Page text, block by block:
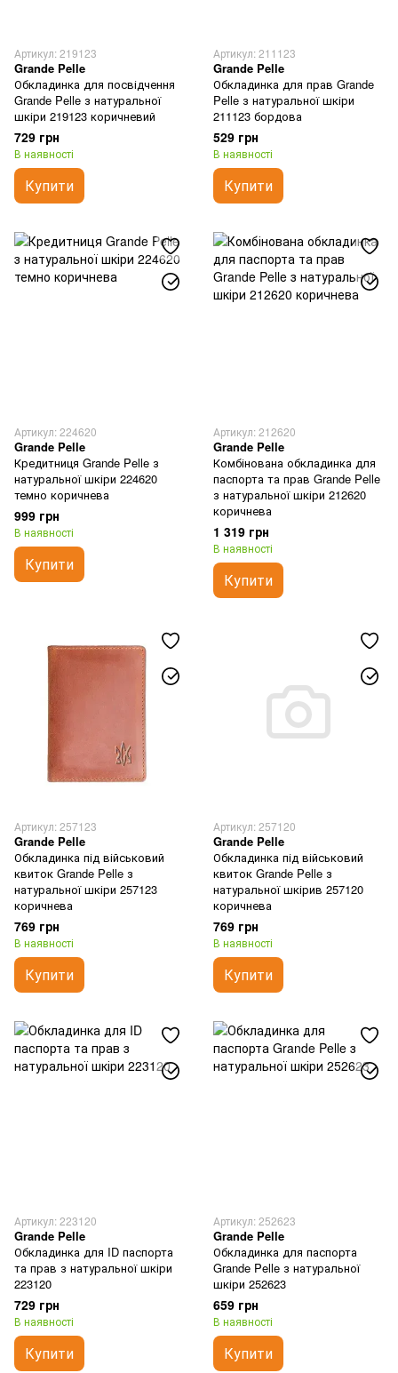
Артикул: 219123
Grande Pelle
Обкладинка для посвідчення
Grande Pelle з натуральної
шкіри 219123 коричневий
729 грн
В наявності
Купити
Артикул: 211123
Grande Pelle
Обкладинка для прав Grande
Pelle з натуральної шкіри
211123 бордова
529 грн
В наявності
Купити
Артикул: 224620
Grande Pelle
Кредитниця Grande Pelle з
натуральної шкіри 224620
темно коричнева
999 грн
В наявності
Купити
Артикул: 212620
Grande Pelle
Комбінована обкладинка для
паспорта та прав Grande Pelle
з натуральної шкіри 212620
коричнева
1 319 грн
В наявності
Купити
Артикул: 257123
Grande Pelle
Обкладинка під військовий
квиток Grande Pelle з
натуральної шкіри 257123
коричнева
769 грн
В наявності
Купити
Артикул: 257120
Grande Pelle
Обкладинка під військовий
квиток Grande Pelle з
натуральної шкірив 257120
коричнева
769 грн
В наявності
Купити
Артикул: 223120
Grande Pelle
Обкладинка для ID паспорта
та прав з натуральної шкіри
223120
729 грн
В наявності
Купити
Артикул: 252623
Grande Pelle
Обкладинка для паспорта
Grande Pelle з натуральної
шкіри 252623
659 грн
В наявності
Купити